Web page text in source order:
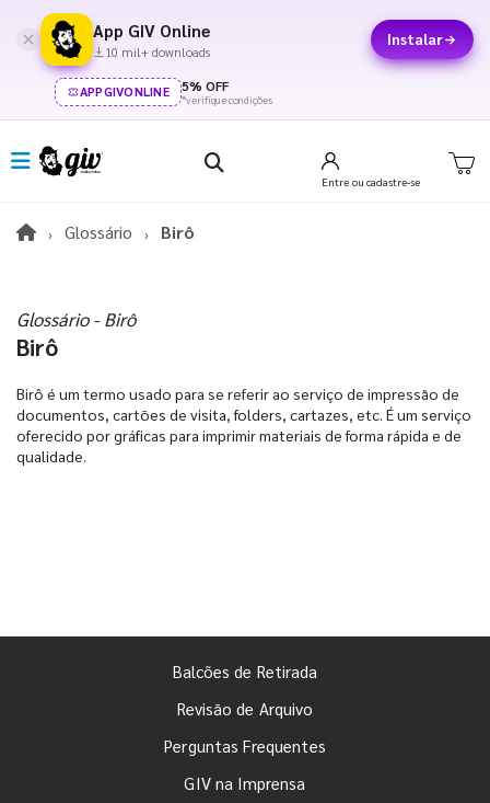
App GIV Online
10 mil+ downloads
Instalar
APPGIVONLINE 5% OFF
*verifique condições
Entre ou cadastre-se
Glossário Birô
Glossário - Birô
Birô
Birô é um termo usado para se referir ao serviço de impressão de
documentos, cartões de visita, folders, cartazes, etc. É um serviço
oferecido por gráficas para imprimir materiais de forma rápida e de
qualidade.
Balcões de Retirada
Revisão de Arquivo
Perguntas Frequentes
GIV na Imprensa